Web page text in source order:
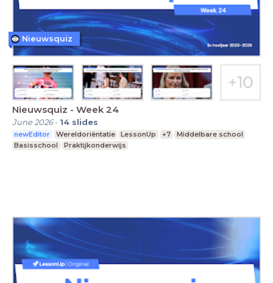
Nieuwsquiz - Week 24
June 2026- 14 slides
newEditor Wereldoriëntatie LessonUp +7
Middelbare school
Basisschool
Praktijkonderwijs
Nieuwsquiz